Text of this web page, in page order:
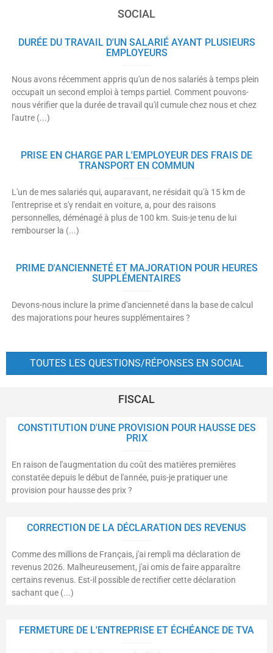
SOCIAL
DURÉE DU TRAVAIL D'UN SALARIÉ AYANT PLUSIEURS
EMPLOYEURS
Nous avons récemment appris qu'un de nos salariés à temps plein
occupait un second emploi à temps partiel. Comment pouvons-
nous vérifier que la durée de travail qu'il cumule chez nous et chez
l'autre (...)
PRISE EN CHARGE PAR L'EMPLOYEUR DES FRAIS DE
TRANSPORT EN COMMUN
L'un de mes salariés qui, auparavant, ne résidait qu'à 15 km de
l'entreprise et s'y rendait en voiture, a, pour des raisons
personnelles, déménagé à plus de 100 km. Suis-je tenu de lui
rembourser la (...)
PRIME D'ANCIENNETÉ ET MAJORATION POUR HEURES
SUPPLÉMENTAIRES
Devons-nous inclure la prime d'ancienneté dans la base de calcul
des majorations pour heures supplémentaires ?
TOUTES LES QUESTIONS/RÉPONSES EN SOCIAL
FISCAL
CONSTITUTION D'UNE PROVISION POUR HAUSSE DES
PRIX
En raison de l'augmentation du coût des matières premières
constatée depuis le début de l'année, puis-je pratiquer une
provision pour hausse des prix ?
CORRECTION DE LA DÉCLARATION DES REVENUS
Comme des millions de Français, j'ai rempli ma déclaration de
revenus 2026. Malheureusement, j'ai omis de faire apparaître
certains revenus. Est-il possible de rectifier cette déclaration
sachant que (...)
FERMETURE DE L'ENTREPRISE ET ÉCHÉANCE DE TVA